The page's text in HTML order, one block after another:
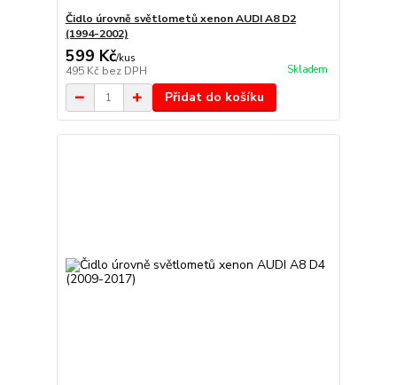
Čidlo úrovně světlometů xenon AUDI A8 D2
(1994-2002)
599 Kč/kus
495 Kč bez DPH Skladem
Přidat do košíku